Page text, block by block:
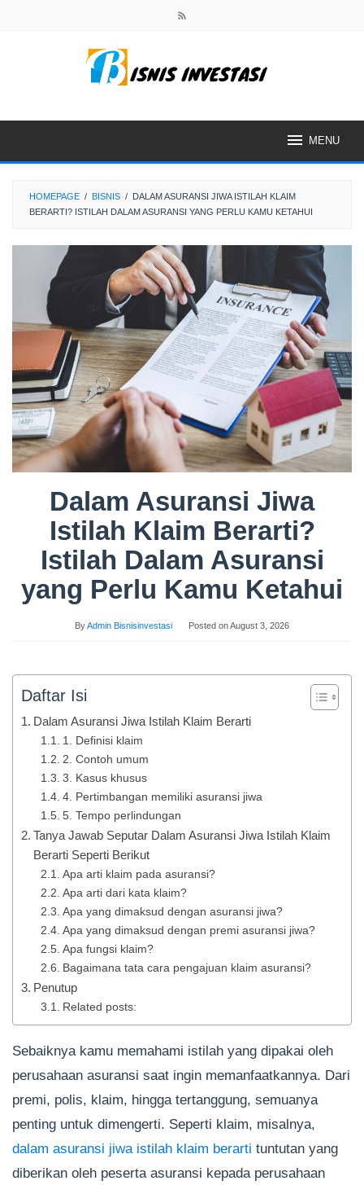
MENU
HOMEPAGE / BISNIS / DALAM ASURANSI JIWA ISTILAH KLAIM
BERARTI? ISTILAH DALAM ASURANSI YANG PERLU KAMU KETAHUI
Dalam Asuransi Jiwa
Istilah Klaim Berarti?
Istilah Dalam Asuransi
yang Perlu Kamu Ketahui
ByAdmin Bisnisinvestasi Posted onAugust 3, 2026
Daftar Isi
Dalam Asuransi Jiwa Istilah Klaim Berarti
1. Definisi klaim
2. Contoh umum
3. Kasus khusus
4. Pertimbangan memiliki asuransi jiwa
5. Tempo perlindungan
Tanya Jawab Seputar Dalam Asuransi Jiwa Istilah Klaim
Berarti Seperti Berikut
Apa arti klaim pada asuransi?
Apa arti dari kata klaim?
Apa yang dimaksud dengan asuransi jiwa?
Apa yang dimaksud dengan premi asuransi jiwa?
Apa fungsi klaim?
Bagaimana tata cara pengajuan klaim asuransi?
Penutup
Related posts:
Sebaiknya kamu memahami istilah yang dipakai oleh
perusahaan asuransi saat ingin memanfaatkannya. Dari
premi, polis, klaim, hingga tertanggung, semuanya
penting untuk dimengerti. Seperti klaim, misalnya,
dalam asuransi jiwa istilah klaim berarti tuntutan yang
diberikan oleh peserta asuransi kepada perusahaan